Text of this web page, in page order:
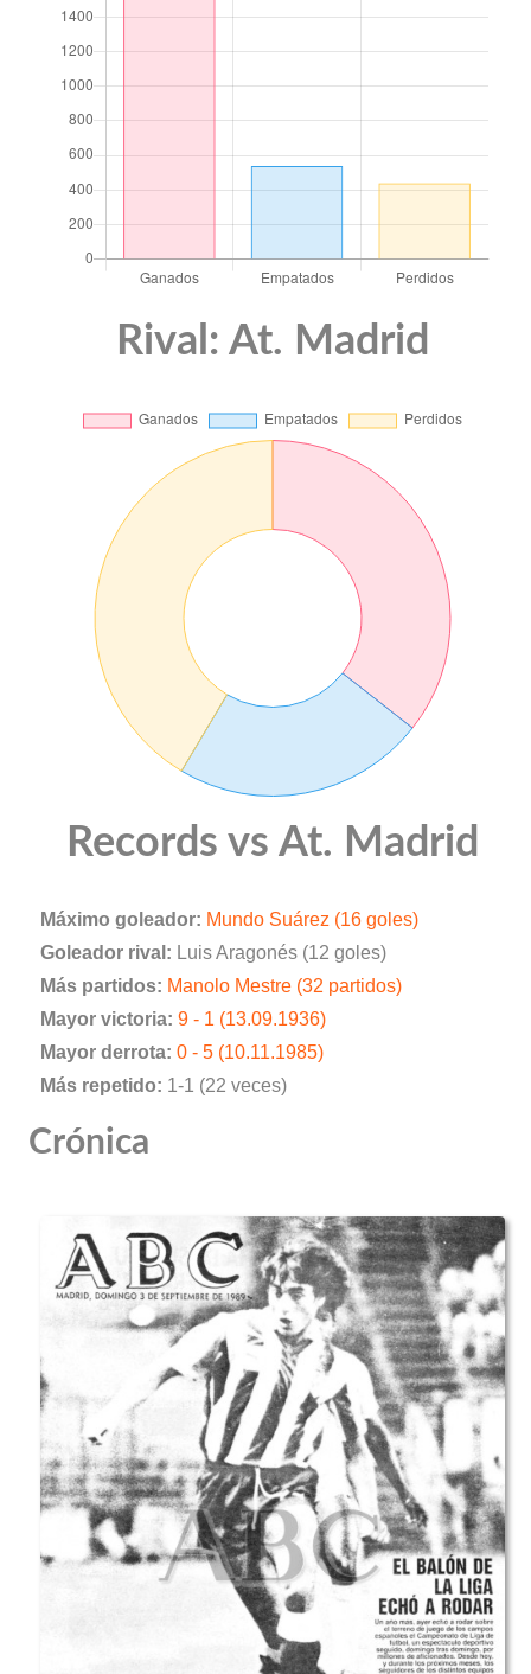
Rival: At. Madrid
Records vs At. Madrid
Máximo goleador: Mundo Suárez (16 goles)
Goleador rival: Luis Aragonés (12 goles)
Más partidos: Manolo Mestre (32 partidos)
Mayor victoria: 9 - 1 (13.09.1936)
Mayor derrota: 0 - 5 (10.11.1985)
Más repetido: 1-1 (22 veces)
Crónica